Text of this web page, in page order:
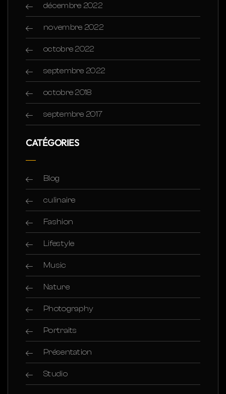
décembre 2022
novembre 2022
octobre 2022
septembre 2022
octobre 2018
septembre 2017
CATÉGORIES
Blog
culinaire
Fashion
Lifestyle
Music
Nature
Photography
Portraits
Présentation
Studio